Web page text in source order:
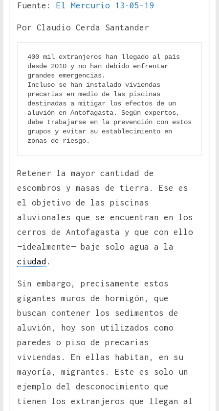
Fuente: El Mercurio 13-05-19
Por Claudio Cerda Santander
400 mil extranjeros han llegado al país
desde 2010 y no han debido enfrentar
grandes emergencias.
Incluso se han instalado viviendas
precarias en medio de las piscinas
destinadas a mitigar los efectos de un
aluvión en Antofagasta. Según expertos,
debe trabajarse en la prevención con estos
grupos y evitar su establecimiento en
zonas de riesgo.
Retener la mayor cantidad de
escombros y masas de tierra. Ese es
el objetivo de las piscinas
aluvionales que se encuentran en los
cerros de Antofagasta y que con ello
—idealmente— baje solo agua a la
ciudad .
Sin embargo, precisamente estos
gigantes muros de hormigón, que
buscan contener los sedimentos de
aluvión, hoy son utilizados como
paredes o piso de precarias
viviendas. En ellas habitan, en su
mayoría, migrantes. Este es solo un
ejemplo del desconocimiento que
tienen los extranjeros que llegan al